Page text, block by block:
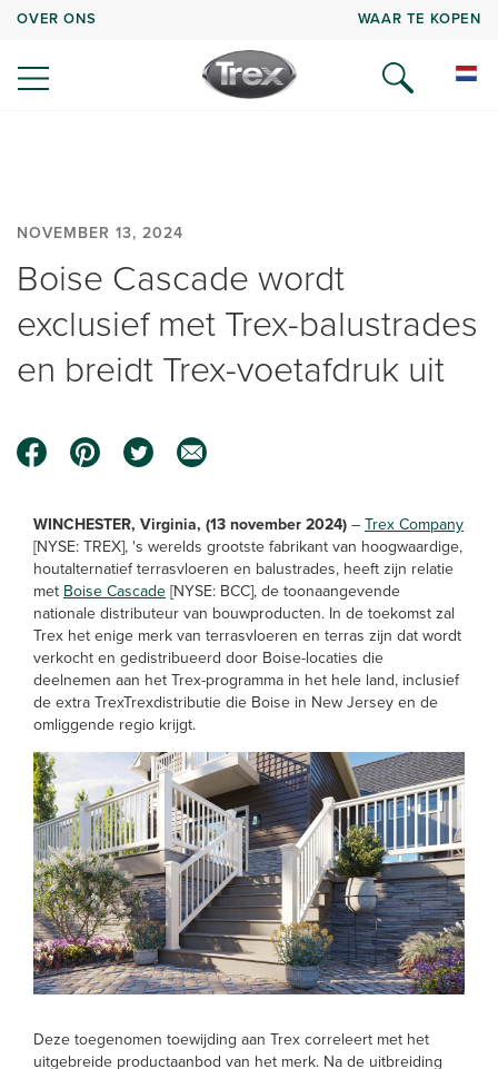
OVER ONS WAAR TE KOPEN
NOVEMBER 13, 2024
Boise Cascade wordt
exclusief met Trex-balustrades
en breidt Trex-voetafdruk uit
WINCHESTER, Virginia, (13 november 2024) – Trex Company
[NYSE: TREX], 's werelds grootste fabrikant van hoogwaardige,
houtalternatief terrasvloeren en balustrades, heeft zijn relatie
met Boise Cascade [NYSE: BCC], de toonaangevende
nationale distributeur van bouwproducten. In de toekomst zal
Trex het enige merk van terrasvloeren en terras zijn dat wordt
verkocht en gedistribueerd door Boise-locaties die
deelnemen aan het Trex-programma in het hele land, inclusief
de extra TrexTrexdistributie die Boise in New Jersey en de
omliggende regio krijgt.
Deze toegenomen toewijding aan Trex correleert met het
uitgebreide productaanbod van het merk. Na de uitbreiding